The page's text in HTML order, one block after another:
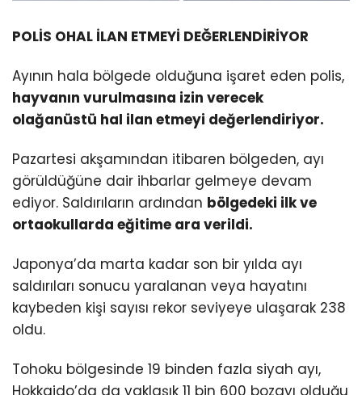
POLİS OHAL İLAN ETMEYİ DEĞERLENDİRİYOR
Ayının hala bölgede olduğuna işaret eden polis,
hayvanın vurulmasına izin verecek
olağanüstü hal ilan etmeyi değerlendiriyor.
Pazartesi akşamından itibaren bölgeden, ayı
görüldüğüne dair ihbarlar gelmeye devam
ediyor. Saldırıların ardından bölgedeki ilk ve
ortaokullarda eğitime ara verildi.
Japonya’da marta kadar son bir yılda ayı
saldırıları sonucu yaralanan veya hayatını
kaybeden kişi sayısı rekor seviyeye ulaşarak 238
oldu.
Tohoku bölgesinde 19 binden fazla siyah ayı,
Hokkaido’da da yaklaşık 11 bin 600 bozayı olduğu